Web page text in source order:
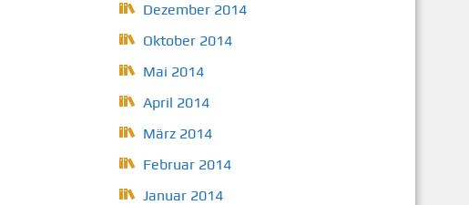
Dezember 2014
Oktober 2014
Mai 2014
April 2014
März 2014
Februar 2014
Januar 2014